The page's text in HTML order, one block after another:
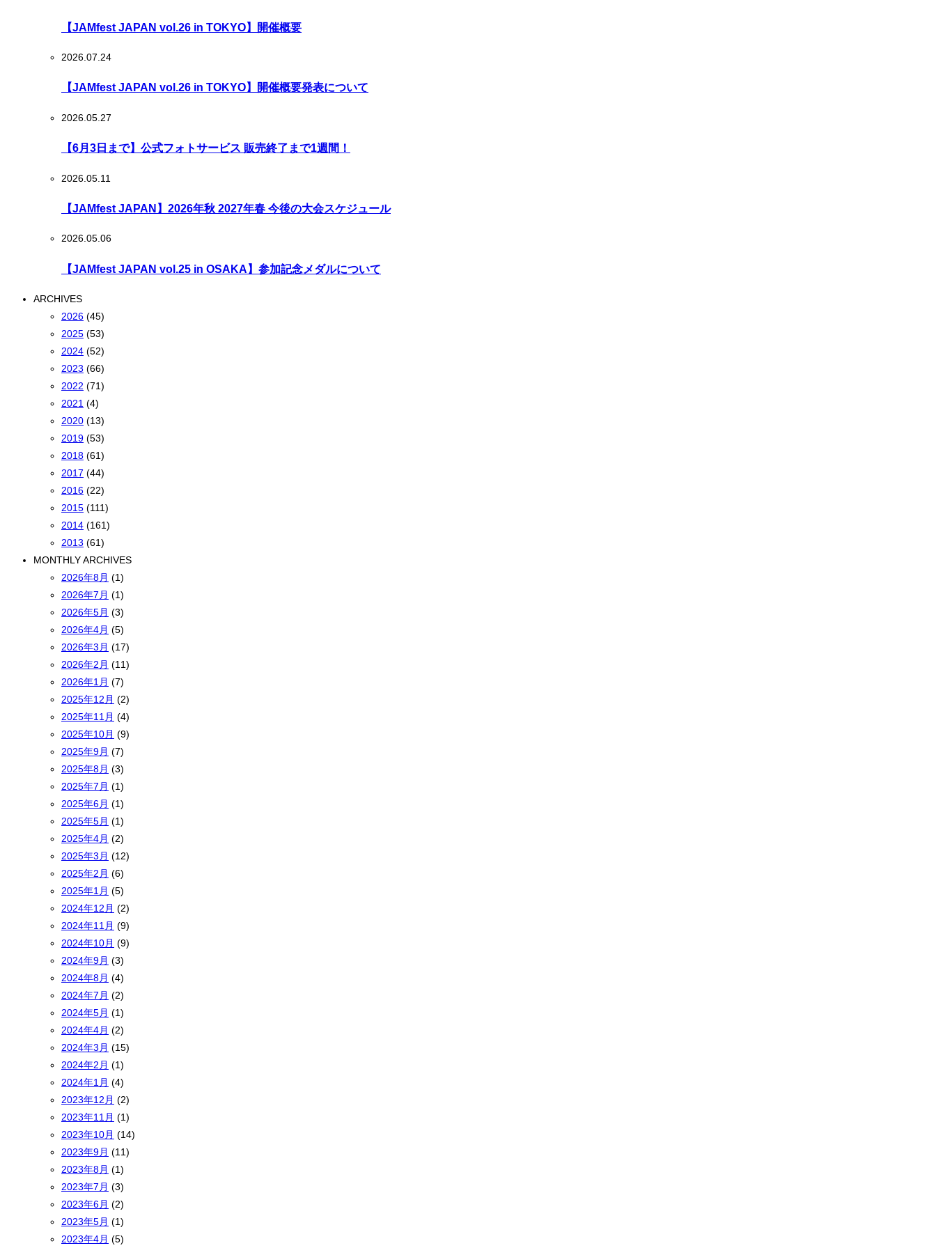
【JAMfest JAPAN vol.26 in TOKYO】開催概要
2026.07.24
【JAMfest JAPAN vol.26 in TOKYO】開催概要発表について
2026.05.27
【6月3日まで】公式フォトサービス 販売終了まで1週間！
2026.05.11
【JAMfest JAPAN】2026年秋 2027年春 今後の大会スケジュール
2026.05.06
【JAMfest JAPAN vol.25 in OSAKA】参加記念メダルについて
ARCHIVES
2026 (45)
2025 (53)
2024 (52)
2023 (66)
2022 (71)
2021 (4)
2020 (13)
2019 (53)
2018 (61)
2017 (44)
2016 (22)
2015 (111)
2014 (161)
2013 (61)
MONTHLY ARCHIVES
2026年8月 (1)
2026年7月 (1)
2026年5月 (3)
2026年4月 (5)
2026年3月 (17)
2026年2月 (11)
2026年1月 (7)
2025年12月 (2)
2025年11月 (4)
2025年10月 (9)
2025年9月 (7)
2025年8月 (3)
2025年7月 (1)
2025年6月 (1)
2025年5月 (1)
2025年4月 (2)
2025年3月 (12)
2025年2月 (6)
2025年1月 (5)
2024年12月 (2)
2024年11月 (9)
2024年10月 (9)
2024年9月 (3)
2024年8月 (4)
2024年7月 (2)
2024年5月 (1)
2024年4月 (2)
2024年3月 (15)
2024年2月 (1)
2024年1月 (4)
2023年12月 (2)
2023年11月 (1)
2023年10月 (14)
2023年9月 (11)
2023年8月 (1)
2023年7月 (3)
2023年6月 (2)
2023年5月 (1)
2023年4月 (5)